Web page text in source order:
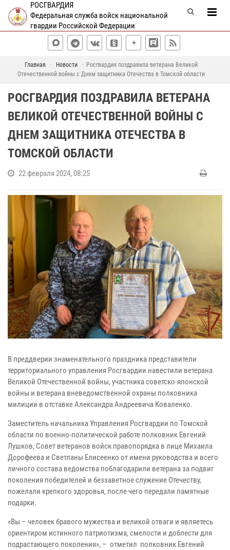
РОСГВАРДИЯ
Федеральная служба войск национальной
гвардии Российской Федерации
Главная Новости
Росгвардия поздравила ветерана Великой
Отечественной войны с Днем защитника Отечества в Томской области
РОСГВАРДИЯ ПОЗДРАВИЛА ВЕТЕРАНА
ВЕЛИКОЙ ОТЕЧЕСТВЕННОЙ ВОЙНЫ С
ДНЕМ ЗАЩИТНИКА ОТЕЧЕСТВА В
ТОМСКОЙ ОБЛАСТИ
22 февраля 2024, 08:25
В преддверии знаменательного праздника представители
территориального управления Росгвардии навестили ветерана
Великой Отечественной войны, участника советско-японской
войны и ветерана вневедомственной охраны полковника
милиции в отставке Александра Андреевича Коваленко.
Заместитель начальника Управления Росгвардии по Томской
области по военно-политической работе полковник Евгений
Лушков, Совет ветеранов войск правопорядка в лице Михаила
Дорофеева и Светланы Елисеенко от имени руководства и всего
личного состава ведомства поблагодарили ветерана за подвиг
поколения победителей и беззаветное служение Отечеству,
пожелали крепкого здоровья, после чего передали памятные
подарки.
«Вы – человек бравого мужества и великой отваги и являетесь
ориентиром истинного патриотизма, смелости и доблести для
подрастающего поколения», – отметил полковник Евгений